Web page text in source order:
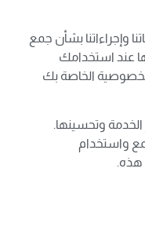
بشأن جمع
عند استخدامك
الخاصة بك
وتحسينها.
واستخدام
هذه.